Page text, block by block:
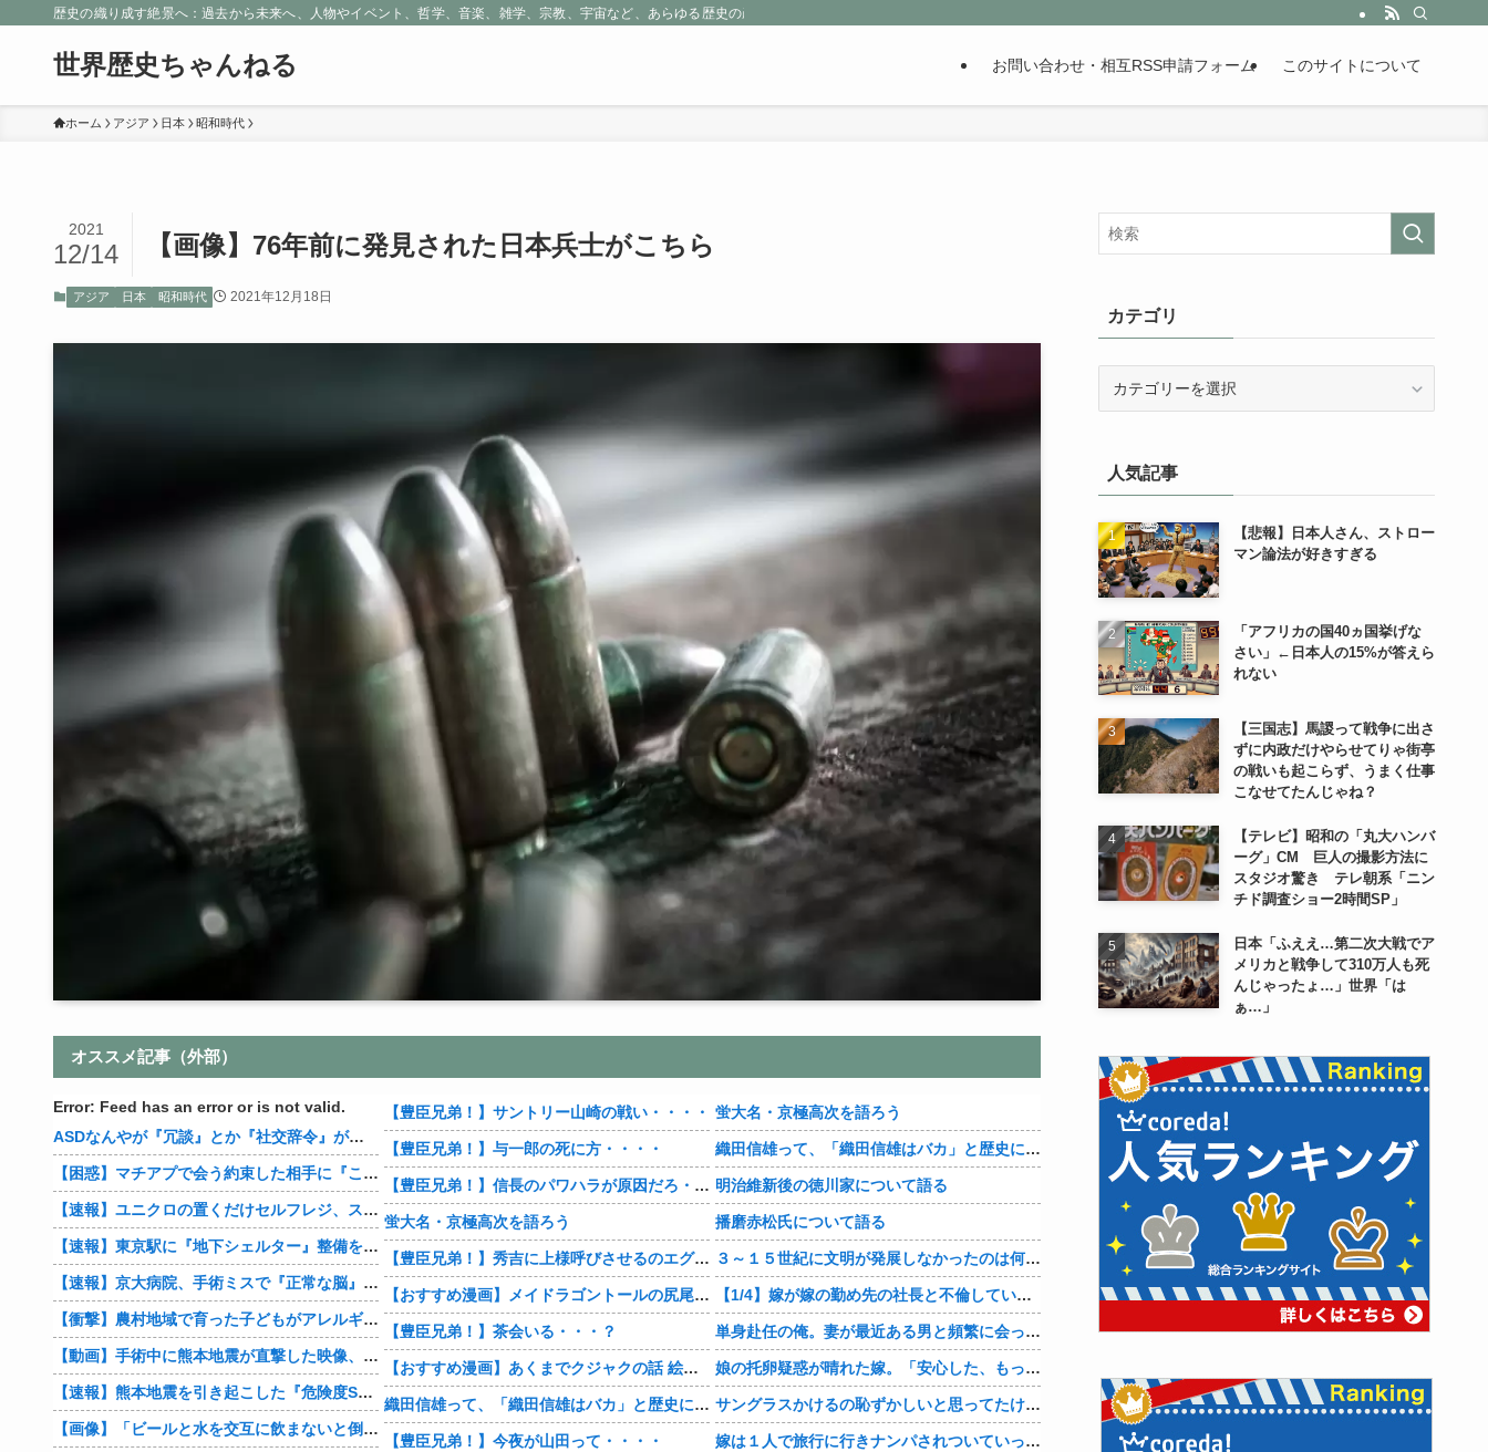
歴史の織り成す絶景へ：過去から未来へ、人物やイベント、哲学、音楽、雑学、宗教、宇宙など、あらゆる歴史の産物に包まれる魅惑の世界を探求しよう。歴史が苦手な人も魅了するまとめサイトです。
世界歴史ちゃんねる お問い合わせ・相互RSS申請フォーム このサイトについて
ホーム アジア 日本 昭和時代
【画像】76年前に発見された日本兵士がこちら
2021
12/14
アジア 日本 昭和時代 2021年12月18日
オススメ記事（外部）
Error: Feed has an error or is not valid.
ASDなんやが『冗談』とか『社交辞令』がマジでわからなくて怖い
【困惑】マチアプで会う約束した相手に『この返信』送ったらブロックされたんやが…
【速報】ユニクロの置くだけセルフレジ、スーパーにも導入へ
【速報】東京駅に『地下シェルター』整備を正式表明
【速報】京大病院、手術ミスで『正常な脳』を摘出 → 患者は自発呼吸不可能な植物状態に
【衝撃】農村地域で育った子どもがアレルギーやぜん息になりにくい『農場効果』を引き起こす細菌が判明
【動画】手術中に熊本地震が直撃した映像、凄まじい…
【速報】熊本地震を引き起こした『危険度Sランク断層』日本のド真ん中に10カ所もあると判明
【画像】「ビールと水を交互に飲まないと倒れるグラス」発売
【豊臣兄弟！】サントリー山崎の戦い・・・・
【豊臣兄弟！】与一郎の死に方・・・・
【豊臣兄弟！】信長のパワハラが原因だろ・・・？
蛍大名・京極高次を語ろう
【豊臣兄弟！】秀吉に上様呼びさせるのエグいな・・・・
【おすすめ漫画】メイドラゴントールの尻尾もふもふ・・・・
【豊臣兄弟！】茶会いる・・・？
【おすすめ漫画】あくまでクジャクの話 絵が綺麗・・・・
織田信雄って、「織田信雄はバカ」と歴史に書かれているが今まで家が残っているんでバカではないよな？
【豊臣兄弟！】今夜が山田って・・・・
蛍大名・京極高次を語ろう
織田信雄って、「織田信雄はバカ」と歴史に書かれているが今まで家が残っているんでバカではないよな？
明治維新後の徳川家について語る
播磨赤松氏について語る
３～１５世紀に文明が発展しなかったのは何故か？
【1/4】嫁が嫁の勤め先の社長と不倫している。証拠を掴む前に嫁から離婚を切り出されたので、ハッタリかまして証拠を握っているフリしたら、向こうから示談話を振ってきたｗ
単身赴任の俺。妻が最近ある男と頻繁に会っている。電話で問い詰めた。「好きなのはアナタ、でも会えないのがツライ、寂しいから・・・」妻は、その男と不倫関係に発展した様だ…
娘の托卵疑惑が晴れた嫁。「安心した、もっと早く打ち明けて鑑定しておけばよかった」と。そして「今度こそ家族三人で幸せになりたい」と言い出した！！ごめんこうむるわｗｗ
サングラスかけるの恥ずかしいと思ってたけど、日差し強すぎてサングラスかけ始めたわ
嫁は１人で旅行に行きナンパされついていったり、出会い系で知り合った男と会ったりした。しかも酔っていて避妊もしてなかった。そしてやはり自分には夫しかいないと思ったんだとｗ
カテゴリ
人気記事
【悲報】日本人さん、ストロー
マン論法が好きすぎる
「アフリカの国40ヵ国挙げな
さい」←日本人の15%が答えら
れない
【三国志】馬謖って戦争に出さ
ずに内政だけやらせてりゃ街亭
の戦いも起こらず、うまく仕事
こなせてたんじゃね？
【テレビ】昭和の「丸大ハンバ
ーグ」CM 巨人の撮影方法に
スタジオ驚き テレ朝系「ニン
チド調査ショー2時間SP」
日本「ふええ…第二次大戦でア
メリカと戦争して310万人も死
んじゃったょ…」世界「は
ぁ…」